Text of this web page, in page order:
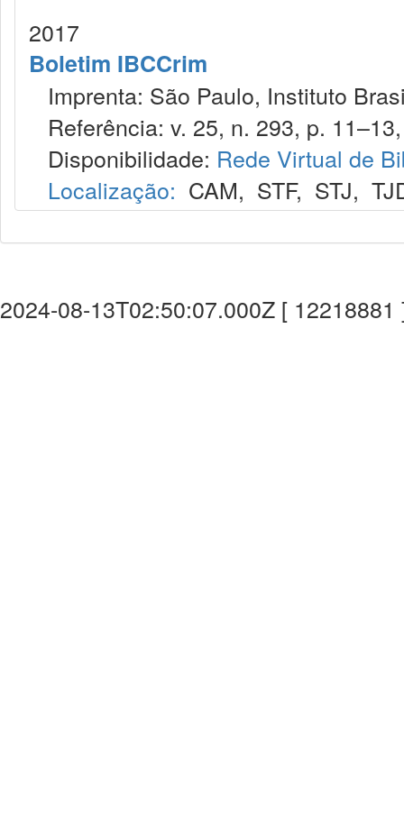
2017
Boletim IBCCrim
Imprenta: São Paulo, Instituto
Referência: v. 25, n. 293, p.
Disponibilidade: Rede Virtual de
Localização: CAM, STF, STJ,
2024-08-13T02:50:07.000Z [ 12218881